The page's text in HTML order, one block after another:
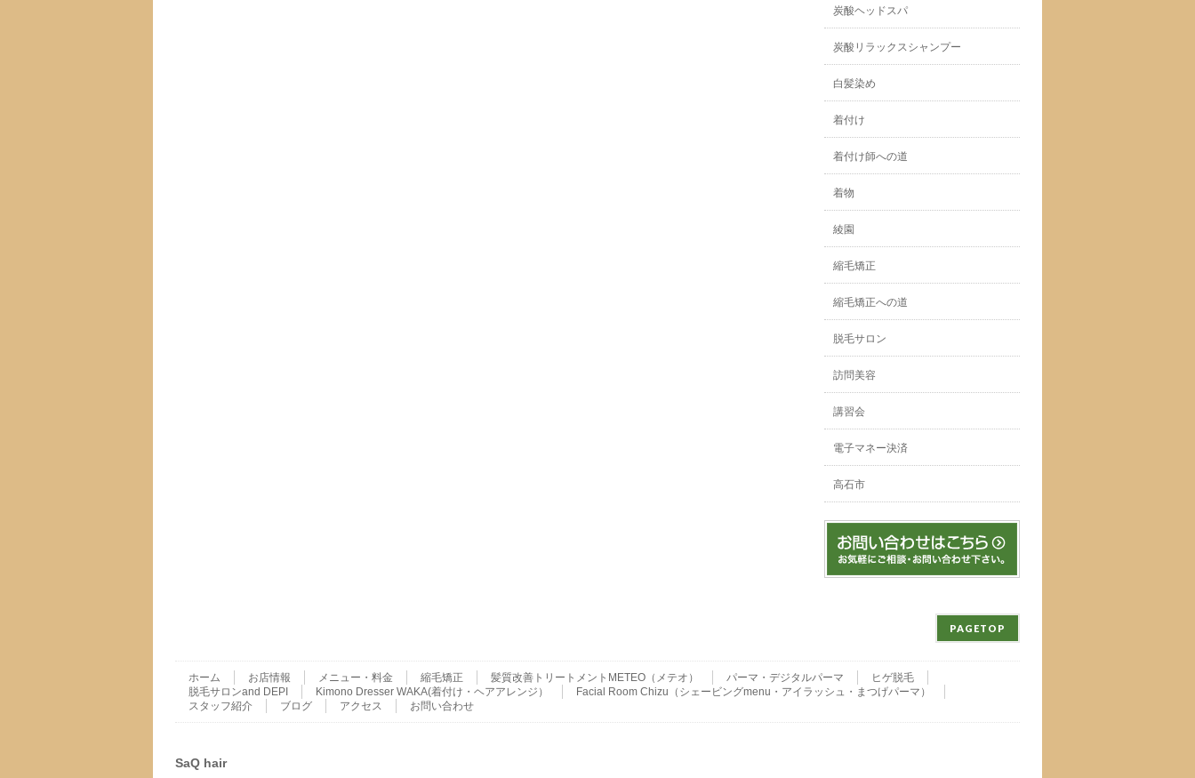
炭酸ヘッドスパ
炭酸リラックスシャンプー
白髪染め
着付け
着付け師への道
着物
綾園
縮毛矯正
縮毛矯正への道
脱毛サロン
訪問美容
講習会
電子マネー決済
高石市
PAGETOP
ホーム お店情報 メニュー・料金 縮毛矯正 髪質改善トリートメントMETEO（メテオ） パーマ・デジタルパーマ
ヒゲ脱毛
脱毛サロンand DEPI
Kimono Dresser WAKA(着付け・ヘアアレンジ）
Facial Room Chizu（シェービングmenu・アイラッシュ・まつげパーマ）
スタッフ紹介
ブログ アクセス お問い合わせ
SaQ hair